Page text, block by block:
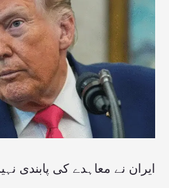
ایران نے معاہدے کی پابندی
معاہدے
کی
پابندی
تو
جو